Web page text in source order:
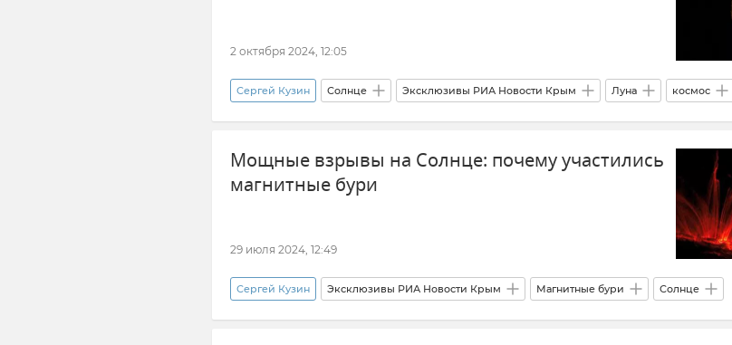
2 октября 2024, 12:05
Сергей Кузин Солнце Эксклюзивы РИА Новости Крым Луна космос
Мощные взрывы на Солнце: почему участились
магнитные бури
29 июля 2024, 12:49
Сергей Кузин Эксклюзивы РИА Новости Крым Магнитные бури Солнце
Вспышки на Солнце космос Земля Стихия Мнения